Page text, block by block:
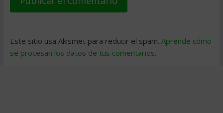
Este sitio usa Akismet para reducir el spam. Aprende cómo
se procesan los datos de tus comentarios.